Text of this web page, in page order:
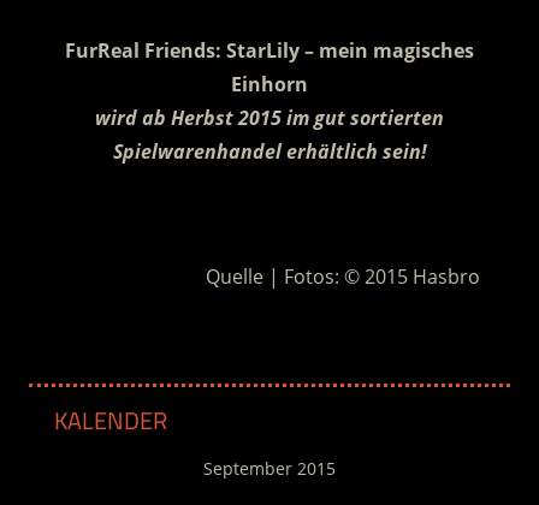
FurReal Friends: StarLily – mein magisches
Einhorn
wird ab Herbst 2015 im gut sortierten
Spielwarenhandel erhältlich sein!
Quelle | Fotos: © 2015 Hasbro
KALENDER
September 2015